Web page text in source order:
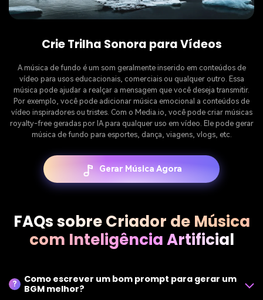
Crie Trilha Sonora para Vídeos
A música de fundo é um som geralmente inserido em conteúdos de
vídeo para usos educacionais, comerciais ou qualquer outro. Essa
música pode ajudar a realçar a mensagem que você deseja transmitir.
Por exemplo, você pode adicionar música emocional a conteúdos de
vídeo inspiradores ou tristes. Com o Media.io, você pode criar músicas
royalty-free geradas por IA para qualquer uso em vídeo. Ele pode gerar
música de fundo para esportes, dança, viagens, vlogs, etc.
Gerar Música Agora
FAQs sobre Criador de Música
com Inteligência Artificial
?
Como escrever um bom prompt para gerar um
BGM melhor?